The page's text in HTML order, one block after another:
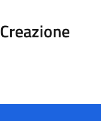
Creazione